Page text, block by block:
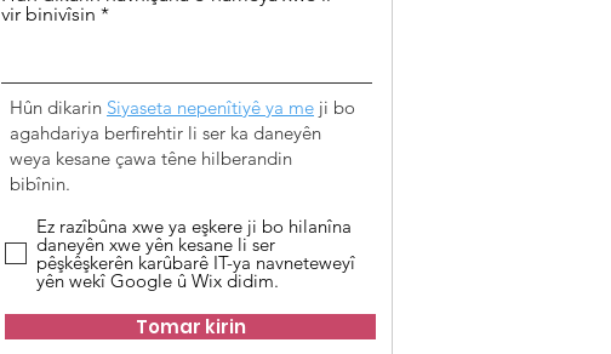
vir binivîsin
Hûn dikarin Siyaseta nepenîtiyê ya me ji bo
agahdariya berfirehtir li ser ka daneyên
weya kesane çawa têne hilberandin
bibînin.
Ez razîbûna xwe ya eşkere ji bo hilanîna
daneyên xwe yên kesane li ser
pêşkêşkerên karûbarê IT-ya navneteweyî
yên wekî Google û Wix didim.
Tomar kirin